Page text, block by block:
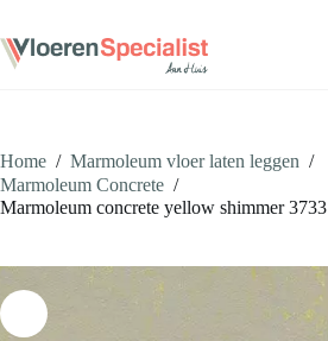
de
inhoud
Home / Marmoleum vloer laten leggen /
Marmoleum Concrete /
Marmoleum concrete yellow shimmer 3733